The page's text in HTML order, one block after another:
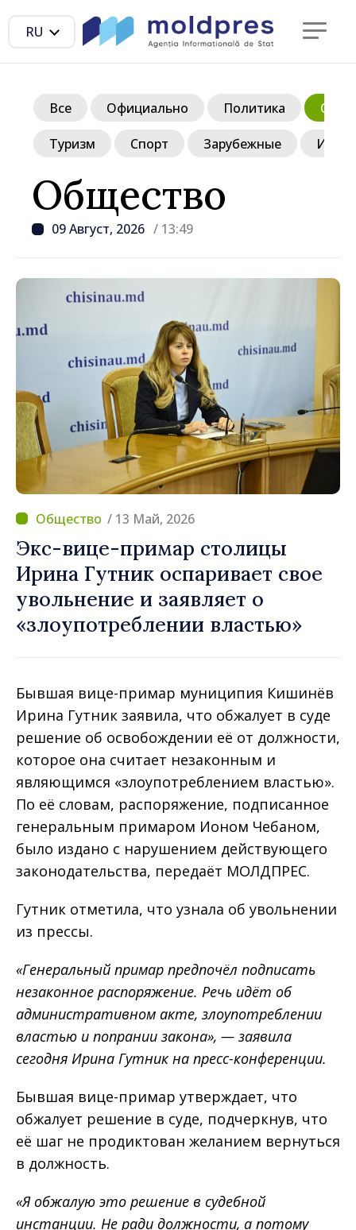
RU
Общество
09 Август, 2026 / 13:49
Все Официально Политика
Туризм Спорт Зарубежные
/ 13 Май, 2026
Экс-вице-примар столицы
Ирина Гутник оспаривает свое
увольнение и заявляет о
«злоупотреблении властью»
Бывшая вице-примар муниципия Кишинёв
Ирина Гутник заявила, что обжалует в суде
решение об освобождении её от должности,
которое она считает незаконным и
являющимся «злоупотреблением властью».
По её словам, распоряжение, подписанное
генеральным примаром Ионом Чебаном,
было издано с нарушением действующего
законодательства, передаёт МОЛДПРЕС.
Гутник отметила, что узнала об увольнении
из прессы.
«Генеральный примар предпочёл подписать
незаконное распоряжение. Речь идёт об
административном акте, злоупотреблении
властью и попрании закона», — заявила
сегодня Ирина Гутник на пресс-конференции.
Бывшая вице-примар утверждает, что
обжалует решение в суде, подчеркнув, что
её шаг не продиктован желанием вернуться
в должность.
«Я обжалую это решение в судебной
инстанции. Не ради должности, а потому